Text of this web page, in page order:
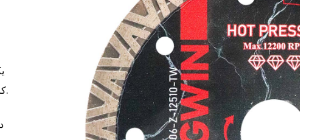
کاشی های بتونی و سرامیکی گرفته تا شیشه و سنگهای قیمتی.